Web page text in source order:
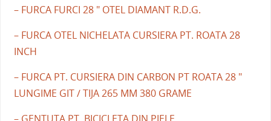
– FURCA FURCI 28 " OTEL DIAMANT R.D.G.
– FURCA OTEL NICHELATA CURSIERA PT. ROATA 28
INCH
– FURCA PT. CURSIERA DIN CARBON PT ROATA 28 "
LUNGIME GIT / TIJA 265 MM 380 GRAME